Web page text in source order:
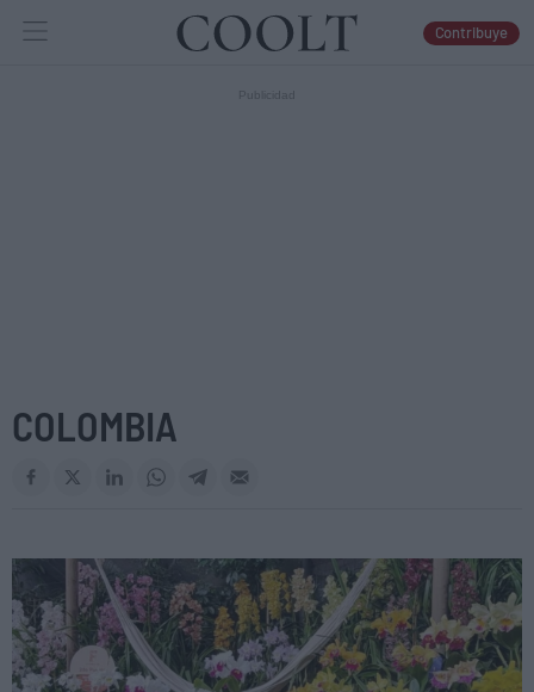
IDEAS
Contribuye
COLOMBIA